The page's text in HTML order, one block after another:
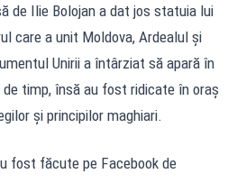
de Ilie Bolojan a dat jos statuia lui
care a unit Moldova, Ardealul și
Unirii a întârziat să apară în
de timp, însă au fost ridicate în oraș
și principilor maghiari.
fost făcute pe Facebook de